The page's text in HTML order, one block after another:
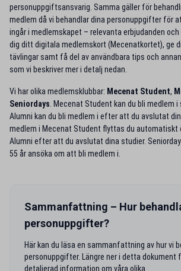
personuppgiftsansvarig. Samma gäller för
medlem då vi behandlar dina personuppgifter för
ingår i medlemskapet – relevanta erbjudanden
dig ditt digitala medlemskort (Mecenatkortet), ge
tävlingar samt få del av användbara tips och
som vi beskriver mer i detalj nedan.
Vi har olika medlemsklubbar: Mecenat Student,
Seniordays . Mecenat Student kan du bli medlem
Alumni kan du bli medlem i efter att du avslutat
medlem i Mecenat Student flyttas du automatiskt
Alumni efter att du avslutat dina studier.
55 år ansöka om att bli medlem i.
Sammanfattning – Hur
personuppgifter?
Här kan du läsa en sammanfattning av hur vi
personuppgifter. Längre ner i detta dokument
detaljerad information om våra olika